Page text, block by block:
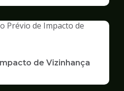
de Vizinhança